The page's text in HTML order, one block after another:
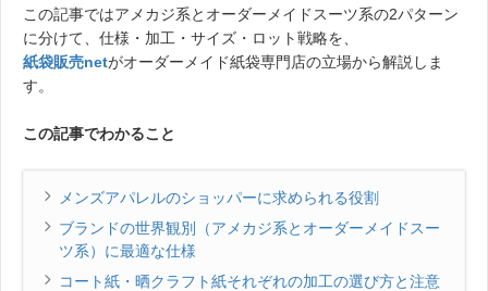
この記事ではアメカジ系とオーダーメイドスーツ系の2パターン
に分けて、仕様・加工・サイズ・ロット戦略を、
紙袋販売netがオーダーメイド紙袋専門店の立場から解説しま
す。
この記事でわかること
メンズアパレルのショッパーに求められる役割
ブランドの世界観別（アメカジ系とオーダーメイドスー
ツ系）に最適な仕様
コート紙・晒クラフト紙それぞれの加工の選び方と注意